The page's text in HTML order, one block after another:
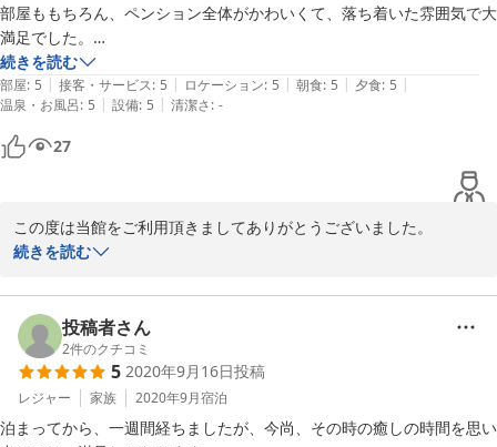
また機会がありましたら、遊びにいらしてくださいね。お待ちして
おります。
2022-11-08
部屋ももちろん、ペンション全体がかわいくて、落ち着いた雰囲気で大
満足でした。
夕食もバランスよく、お味も美味しかったですー！マスター、ありがと
うございます！
また、共有スペースに絵本や懐かしい漫画、ブロク、将棋、玩具、色々
あったので、寝る前に色々楽しめました！
お友だちにもおすすめしたいと思いますー！
続きを読む
部屋: 5 | 接客・サービス: 5 | ロケーション: 5 | 朝食: 5 | 夕食: 5 |
温泉・お風呂: 5 | 設備: 5 | 清潔さ: -
27
この度は当館をご利用頂きましてありがとうございました。
ム類などは最新のものではありませんが、長く愛されている品々だ
と思います。森の中の時間をのんびり過ごしていただけたなら幸い
です。お食事もお口に合って嬉しく思います。こちらこそありがと
うございました。
お子様たちはとても仲良しさんでしたね。食事中も楽しく過ごされ
続きを読む
投稿者さん
2件のクチコミ
5 2020年9月16日投稿
レジャー 家族 2020年9月宿泊
泊まってから、一週間経ちましたが、今尚、その時の癒しの時間を思い